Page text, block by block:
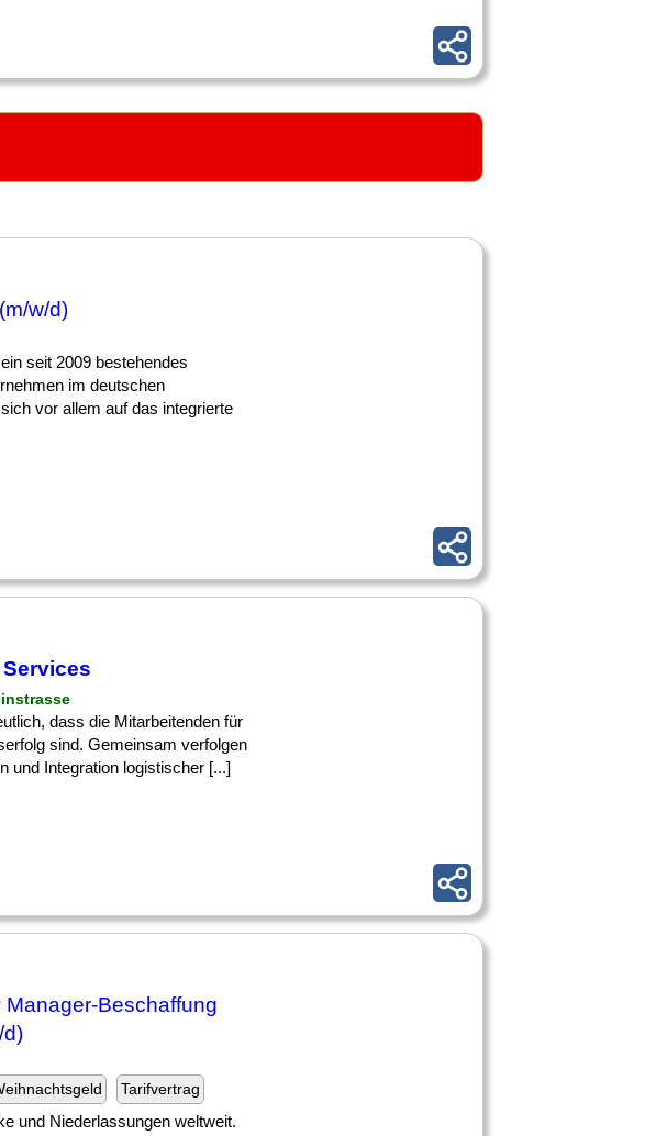
w/d)
seit 2009 bestehendes
im deutschen
vor allem auf das integrierte
dass die Mitarbeitenden für
sind. Gemeinsam verfolgen
und Integration logistischer [...]
Beschaffung
d)
Tarifvertrag
und Niederlassungen weltweit.